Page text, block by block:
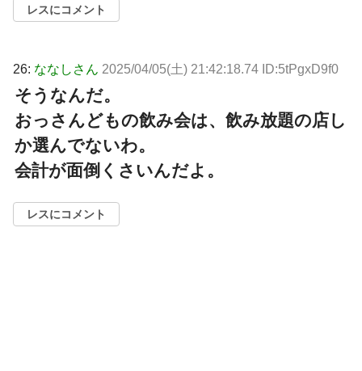
レスにコメント
26: ななしさん 2025/04/05(土) 21:42:18.74 ID:5tPgxD9f0
そうなんだ。
おっさんどもの飲み会は、飲み放題の店し
か選んでないわ。
会計が面倒くさいんだよ。
レスにコメント